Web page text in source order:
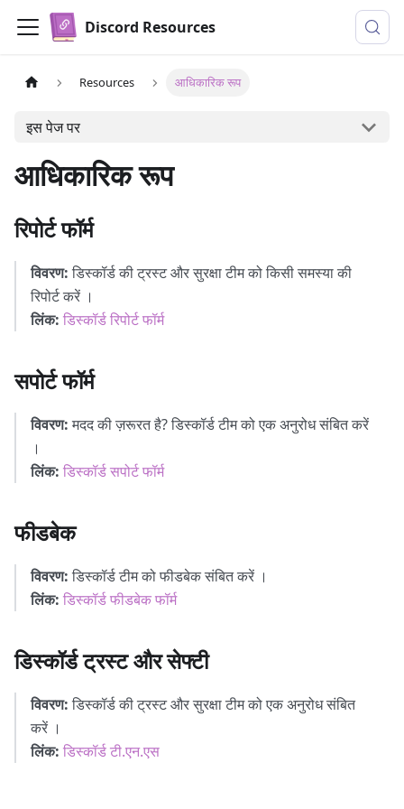
Discord Resources
Resources आधिकारिक रूप
इस पेज पर
आधिकारिक रूप
रिपोर्ट फॉर्म
विवरण:डिस्कॉर्ड की ट्रस्ट और सुरक्षा टीम को किसी समस्या की
रिपोर्ट करें ।
लिंक: डिस्कॉर्ड रिपोर्ट फॉर्म
सपोर्ट फॉर्म
विवरण:मदद की ज़रूरत है? डिस्कॉर्ड टीम को एक अनुरोध संबित करें
।
लिंक: डिस्कॉर्ड सपोर्ट फॉर्म
फीडबेक
विवरण:डिस्कॉर्ड टीम को फीडबेक संबित करें ।
लिंक: डिस्कॉर्ड फीडबेक फॉर्म
डिस्कॉर्ड ट्रस्ट और सेफ्टी
विवरण:डिस्कॉर्ड की ट्रस्ट और सुरक्षा टीम को एक अनुरोध संबित
करें ।
लिंक: डिस्कॉर्ड टी.एन.एस